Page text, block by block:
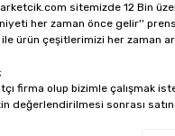
sitemizde 12 Bin
her zaman önce gelir''
ürün çeşitlerimizi her zaman
firma olup bizimle çalışmak
değerlendirilmesi sonrası